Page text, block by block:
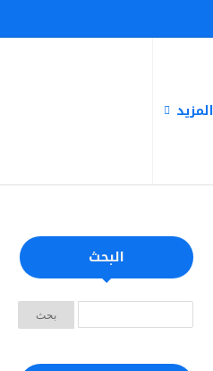
المزيد
البحث